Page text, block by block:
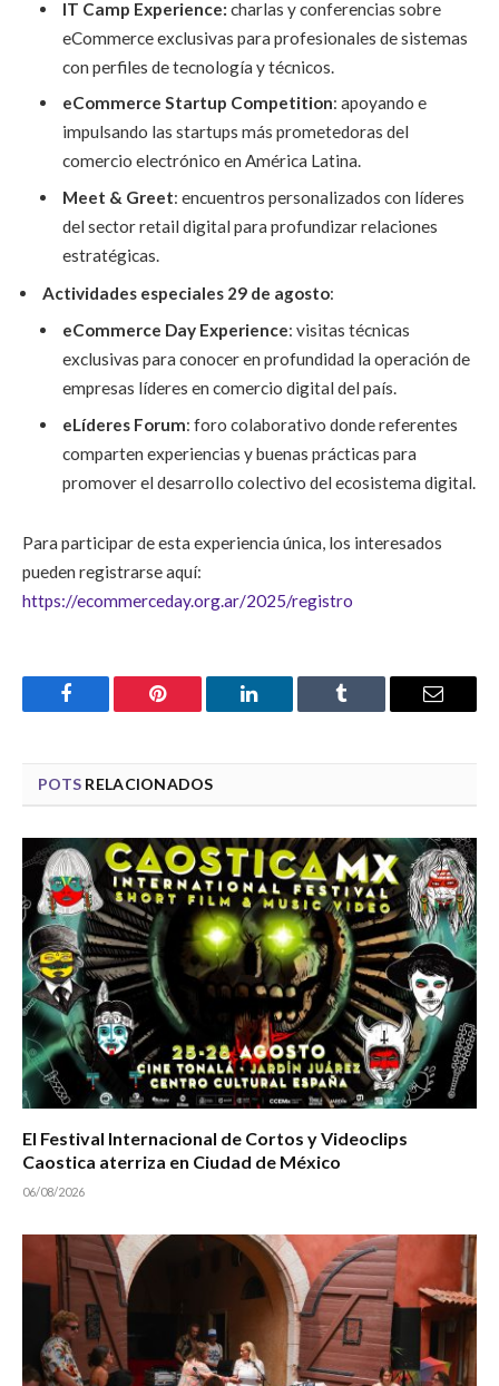
IT Camp Experience: charlas y conferencias sobre
eCommerce exclusivas para profesionales de sistemas
con perfiles de tecnología y técnicos.
eCommerce Startup Competition: apoyando e
impulsando las startups más prometedoras del
comercio electrónico en América Latina.
Meet & Greet: encuentros personalizados con líderes
del sector retail digital para profundizar relaciones
estratégicas.
Actividades especiales 29 de agosto:
eCommerce Day Experience: visitas técnicas
exclusivas para conocer en profundidad la operación de
empresas líderes en comercio digital del país.
eLíderes Forum: foro colaborativo donde referentes
comparten experiencias y buenas prácticas para
promover el desarrollo colectivo del ecosistema digital.
Para participar de esta experiencia única, los interesados
pueden registrarse aquí:
https://ecommerceday.org.ar/2025/registro
Facebook Pinterest LinkedIn Tumblr Email
POTS RELACIONADOS
El Festival Internacional de Cortos y Videoclips
Caostica aterriza en Ciudad de México
06/08/2026